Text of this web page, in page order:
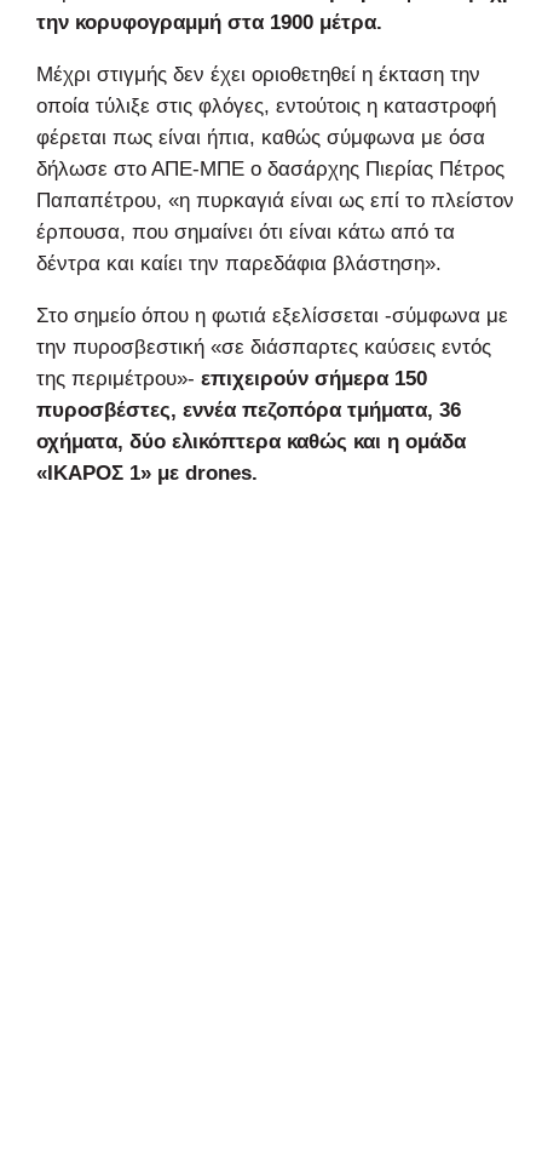
την κορυφογραμμή στα 1900 μέτρα.
Μέχρι στιγμής δεν έχει οριοθετηθεί η έκταση την
οποία τύλιξε στις φλόγες, εντούτοις η καταστροφή
φέρεται πως είναι ήπια, καθώς σύμφωνα με όσα
δήλωσε στο ΑΠΕ-ΜΠΕ ο δασάρχης Πιερίας Πέτρος
Παπαπέτρου, «η πυρκαγιά είναι ως επί το πλείστον
έρπουσα, που σημαίνει ότι είναι κάτω από τα
δέντρα και καίει την παρεδάφια βλάστηση».
Στο σημείο όπου η φωτιά εξελίσσεται -σύμφωνα με
την πυροσβεστική «σε διάσπαρτες καύσεις εντός
της περιμέτρου»- επιχειρούν σήμερα 150
πυροσβέστες, εννέα πεζοπόρα τμήματα, 36
οχήματα, δύο ελικόπτερα καθώς και η ομάδα
«ΙΚΑΡΟΣ 1» με drones.